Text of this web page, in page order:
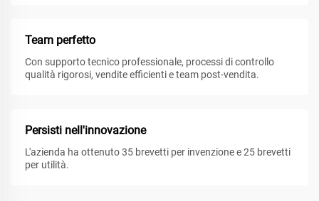
Team perfetto
Con supporto tecnico professionale, processi di controllo
qualità rigorosi, vendite efficienti e team post-vendita.
Persisti nell'innovazione
L'azienda ha ottenuto 35 brevetti per invenzione e 25 brevetti
per utilità.